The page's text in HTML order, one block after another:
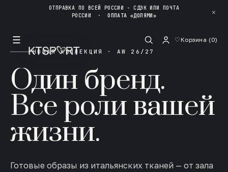
ОТПРАВКА ПО ВСЕЙ РОССИИ - СДЭК ИЛИ ПОЧТА
РОССИИ ·ОПЛАТА «ДОЛЯМИ» ✕
☰ ♡Корзина (0)
НОВАЯ КОЛЛЕКЦИЯ · AW 26/27
Один бренд.
Все роли вашей
жизни.
Готовые образы из итальянских тканей — от зала